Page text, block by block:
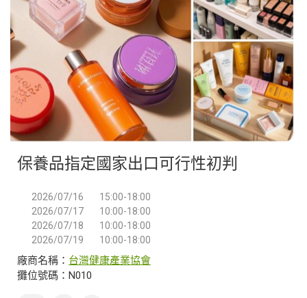
保養品指定國家出口可行性初判
2026/07/16
15:00-18:00
2026/07/17
10:00-18:00
2026/07/18
10:00-18:00
2026/07/19
10:00-18:00
廠商名稱： 台灣健康產業協會
攤位號碼：N010